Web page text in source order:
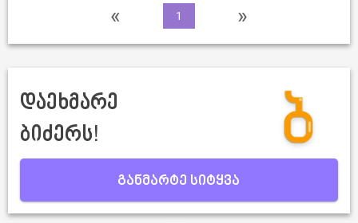
« 1 »
დაეხმარე
ბიძერს!
განმარტე სიტყვა